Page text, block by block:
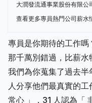
大潤發流通事業股份有限公
查看更多專員熱門公司薪水
專員是你期待的工作嗎
那千萬別錯過，比薪水
我們為你蒐集了過去
人分享他們最真實的
常心 」，31 人認為「